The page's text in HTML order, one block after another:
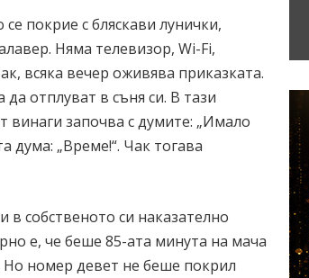
покрие с бляскави лунички,
Няма телевизор, Wi-Fi,
всяка вечер оживява приказката.
отплуват в съня си. В тази
винаги започва с думите: „Имало
дума: „Време!“. Чак тогава
собственото си наказателно
е, че беше 85-ата минута на мача
Но номер девет не беше покрил